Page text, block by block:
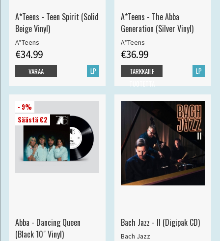
A*Teens - Teen Spirit (Solid
Beige Vinyl)
A*Teens
€34.99
LP
VARAA
A*Teens - The Abba
Generation (Silver Vinyl)
A*Teens
€36.99
LP
TARKKAILE
- 9%
Säästä €2
Abba - Dancing Queen
(Black 10" Vinyl)
Bach Jazz - II (Digipak CD)
Bach Jazz